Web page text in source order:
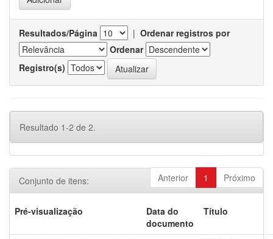
Resultados/Página | Ordenar registros por
Ordenar
Registro(s)
Resultado 1-2 de 2.
Anterior 1 Próximo
Conjunto de itens:
Pré-visualização
Data do
documento
Título